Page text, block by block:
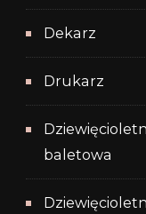
Dekarz
Drukarz
baletowa